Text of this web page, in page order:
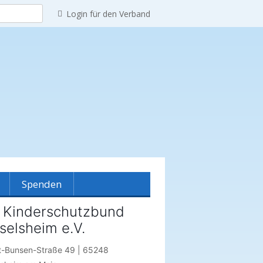
Login für den Verband
Spenden
Kinderschutzbund
e.V.
Bunsen-Straße 49 | 65248